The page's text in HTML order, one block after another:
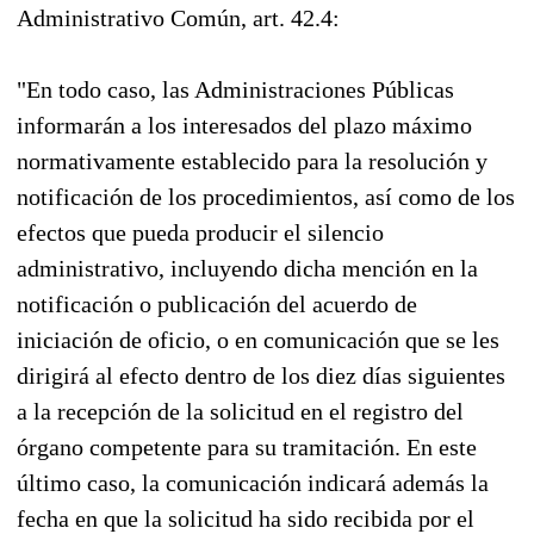
Administrativo Común, art. 42.4:
"En todo caso, las Administraciones Públicas
informarán a los interesados del plazo máximo
normativamente establecido para la resolución y
notificación de los procedimientos, así como de los
efectos que pueda producir el silencio
administrativo, incluyendo dicha mención en la
notificación o publicación del acuerdo de
iniciación de oficio, o en comunicación que se les
dirigirá al efecto dentro de los diez días siguientes
a la recepción de la solicitud en el registro del
órgano competente para su tramitación. En este
último caso, la comunicación indicará además la
fecha en que la solicitud ha sido recibida por el